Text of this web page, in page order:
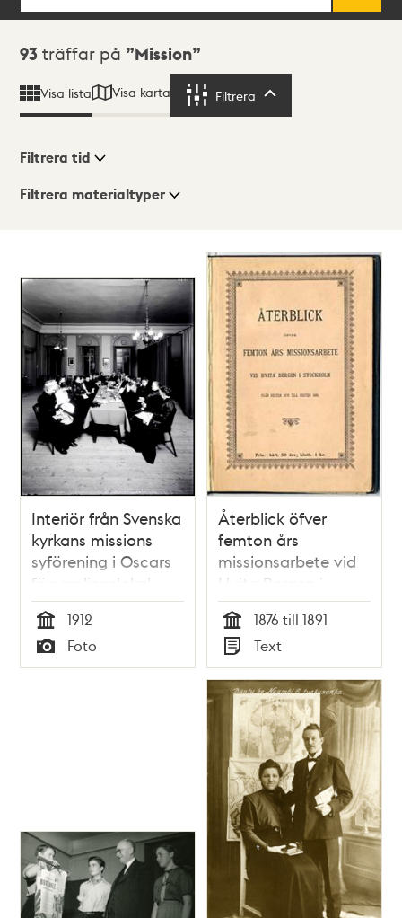
Sökresultat
93 träffar på Mission
Visa lista Visa karta Filtrera
Visningsläge
Filtrera tid
Filtrera materialtyper
Interiör från Svenska
kyrkans missions
syförening i Oscars
församlingslokal,
Högre realläroverket
å Östermalm,
Artillerigatan 52, nb.
(Nuv. Artillerigatan
Tid
1912
Typ
Foto
Återblick öfver
femton års
missionsarbete vid
Hvita Bergen i
Stockholm : från
hösten 1876 till
hösten 1891 / [Elsa
Borg]
Tid
1876 till 1891
Typ
Text